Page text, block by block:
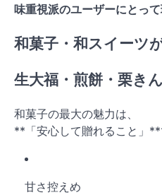
味重視派のユーザーにとっ
和菓子・和スイーツ
生大福・煎餅・栗き
和菓子の最大の魅力は、
**「安心して贈れること」**
甘さ控えめ